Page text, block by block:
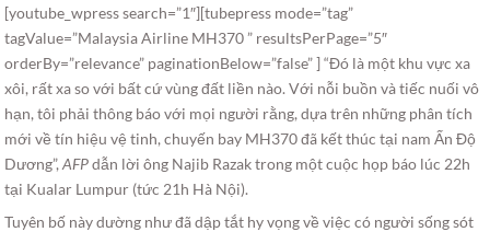
[youtube_wpress search=”1″][tubepress mode=”tag”
tagValue=”Malaysia Airline MH370 ” resultsPerPage=”5″
orderBy=”relevance” paginationBelow=”false” ] “Đó là một khu vực xa
xôi, rất xa so với bất cứ vùng đất liền nào. Với nỗi buồn và tiếc nuối vô
hạn, tôi phải thông báo với mọi người rằng, dựa trên những phân tích
mới về tín hiệu vệ tinh, chuyến bay MH370 đã kết thúc tại nam Ấn Độ
Dương”,AFPdẫn lời ông Najib Razak trong một cuộc họp báo lúc 22h
tại Kualar Lumpur (tức 21h Hà Nội).
Tuyên bố này dường như đã dập tắt hy vọng về việc có người sống sót